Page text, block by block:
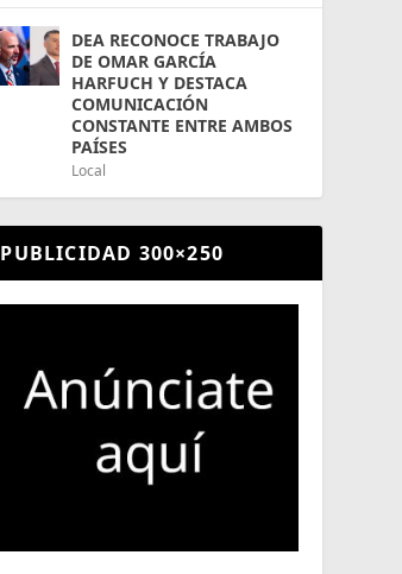
DEA RECONOCE TRABAJO
DE OMAR GARCÍA
HARFUCH Y DESTACA
COMUNICACIÓN
CONSTANTE ENTRE AMBOS
PAÍSES
Local
PUBLICIDAD 300×250